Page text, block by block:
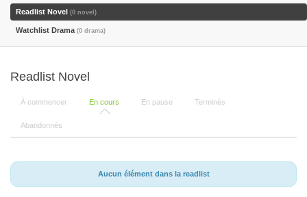
Readlist Novel (0 novel)
Watchlist Drama (0 drama)
Readlist Novel
À commencer En cours En pause Terminés
Abandonnés
Aucun élément dans la readlist